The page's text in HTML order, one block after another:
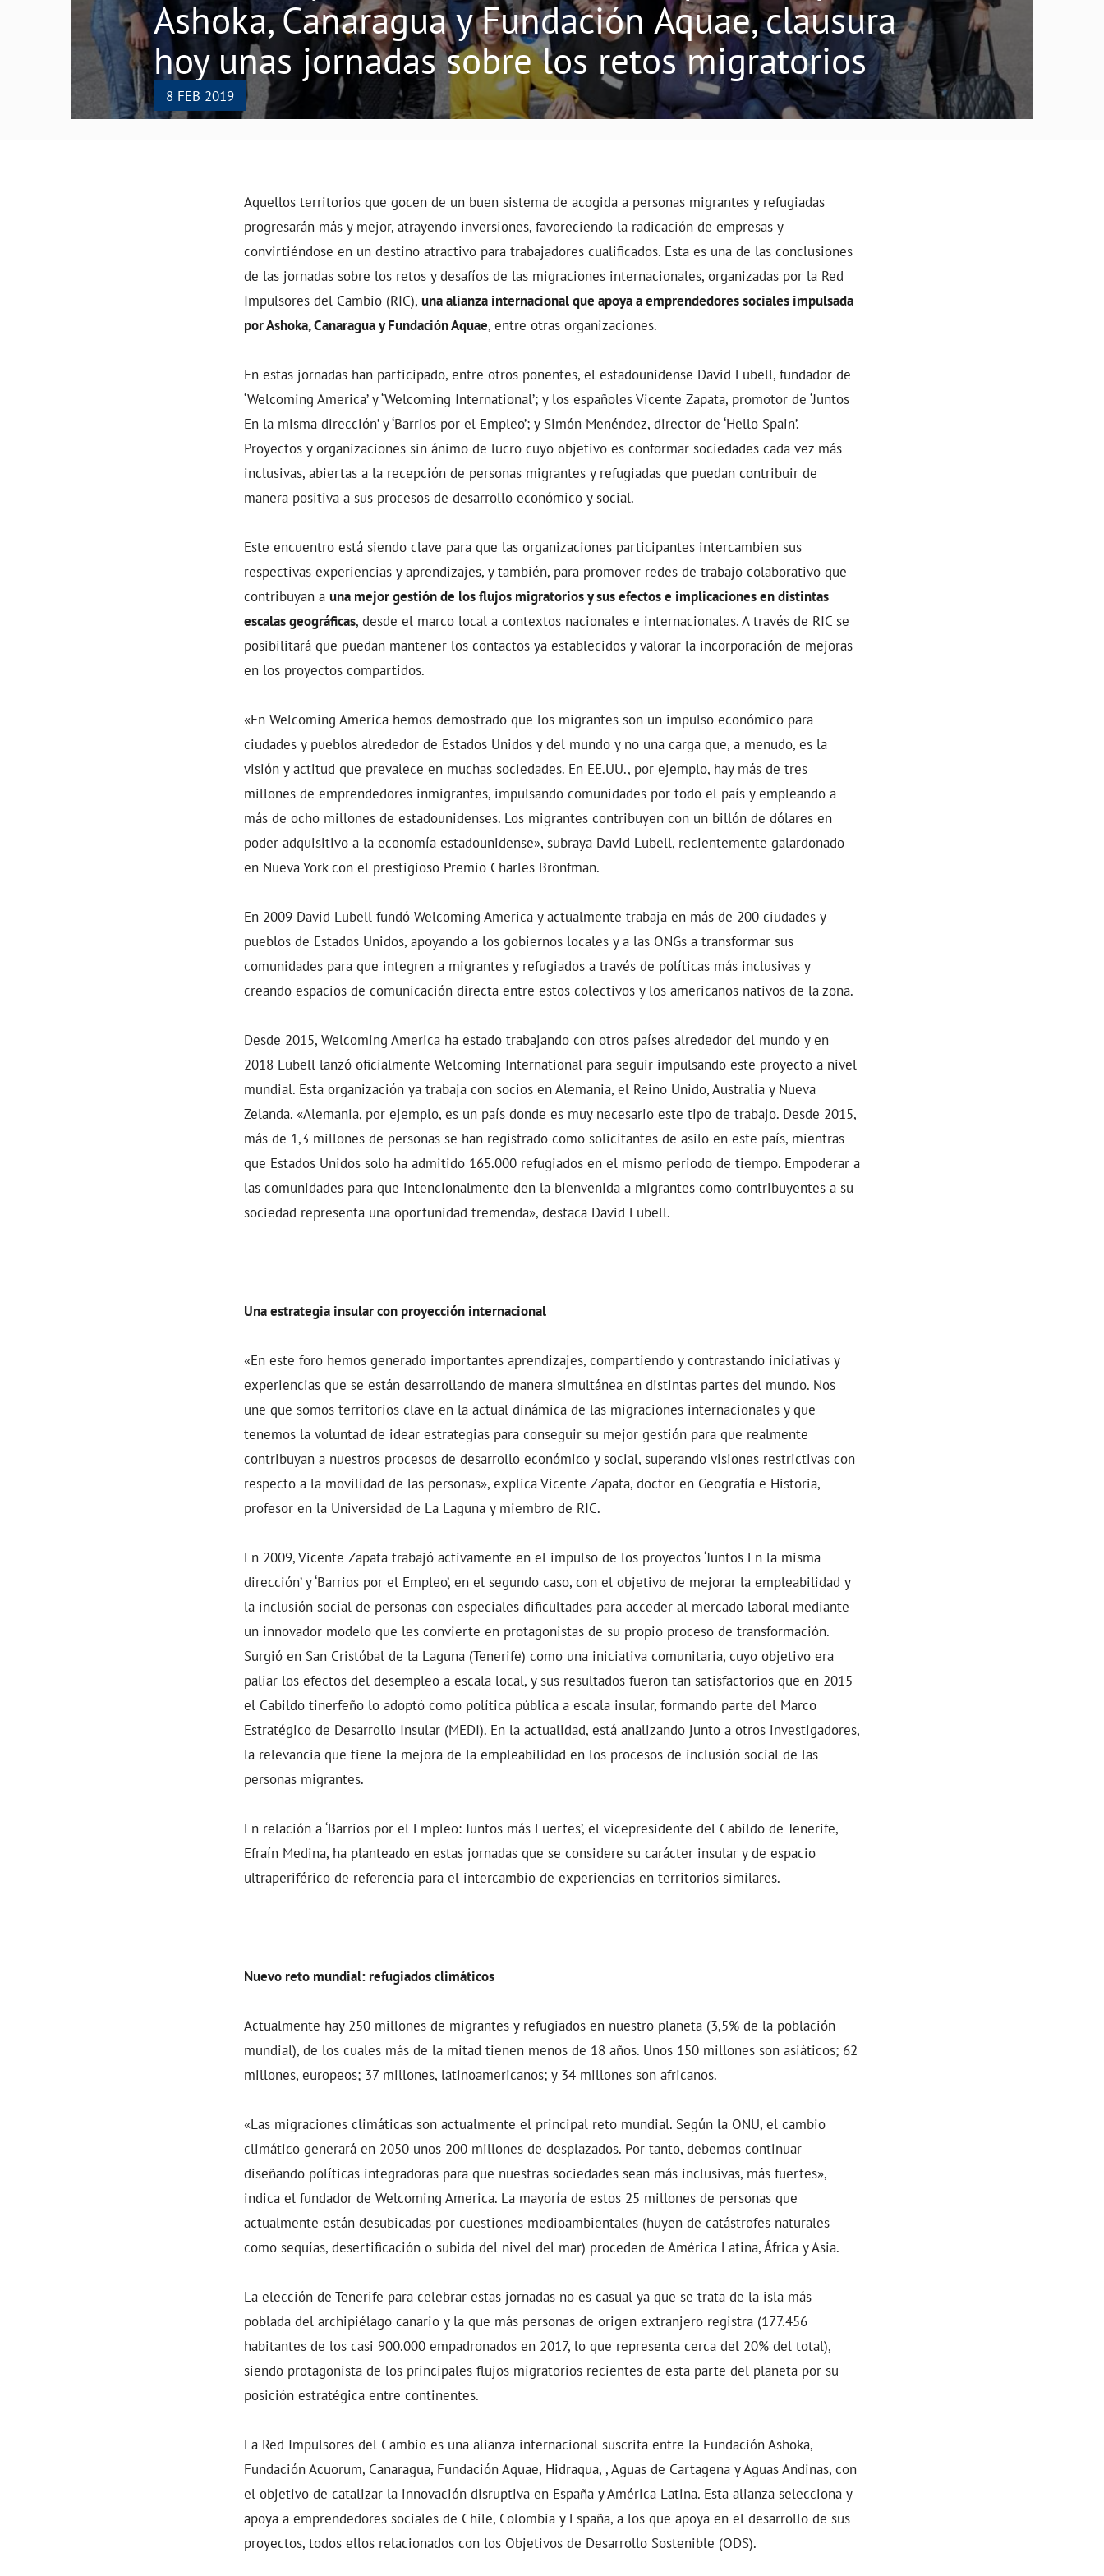
Ashoka, Canaragua y Fundación Aquae, clausura
hoy unas jornadas sobre los retos migratorios
8 FEB 2019
Aquellos territorios que gocen de un buen sistema de acogida a personas migrantes y refugiadas
progresarán más y mejor, atrayendo inversiones, favoreciendo la radicación de empresas y
convirtiéndose en un destino atractivo para trabajadores cualificados. Esta es una de las conclusiones
de las jornadas sobre los retos y desafíos de las migraciones internacionales, organizadas por la Red
Impulsores del Cambio (RIC), una alianza internacional que apoya a emprendedores sociales impulsada
por Ashoka, Canaragua y Fundación Aquae, entre otras organizaciones.
En estas jornadas han participado, entre otros ponentes, el estadounidense David Lubell, fundador de
‘Welcoming America’ y ‘Welcoming International’; y los españoles Vicente Zapata, promotor de ‘Juntos
En la misma dirección’ y ‘Barrios por el Empleo’; y Simón Menéndez, director de ‘Hello Spain’.
Proyectos y organizaciones sin ánimo de lucro cuyo objetivo es conformar sociedades cada vez más
inclusivas, abiertas a la recepción de personas migrantes y refugiadas que puedan contribuir de
manera positiva a sus procesos de desarrollo económico y social.
Este encuentro está siendo clave para que las organizaciones participantes intercambien sus
respectivas experiencias y aprendizajes, y también, para promover redes de trabajo colaborativo que
contribuyan a una mejor gestión de los flujos migratorios y sus efectos e implicaciones en distintas
escalas geográficas, desde el marco local a contextos nacionales e internacionales. A través de RIC se
posibilitará que puedan mantener los contactos ya establecidos y valorar la incorporación de mejoras
en los proyectos compartidos.
«En Welcoming America hemos demostrado que los migrantes son un impulso económico para
ciudades y pueblos alrededor de Estados Unidos y del mundo y no una carga que, a menudo, es la
visión y actitud que prevalece en muchas sociedades. En EE.UU., por ejemplo, hay más de tres
millones de emprendedores inmigrantes, impulsando comunidades por todo el país y empleando a
más de ocho millones de estadounidenses. Los migrantes contribuyen con un billón de dólares en
poder adquisitivo a la economía estadounidense», subraya David Lubell, recientemente galardonado
en Nueva York con el prestigioso Premio Charles Bronfman.
En 2009 David Lubell fundó Welcoming America y actualmente trabaja en más de 200 ciudades y
pueblos de Estados Unidos, apoyando a los gobiernos locales y a las ONGs a transformar sus
comunidades para que integren a migrantes y refugiados a través de políticas más inclusivas y
creando espacios de comunicación directa entre estos colectivos y los americanos nativos de la zona.
Desde 2015, Welcoming America ha estado trabajando con otros países alrededor del mundo y en
2018 Lubell lanzó oficialmente Welcoming International para seguir impulsando este proyecto a nivel
mundial. Esta organización ya trabaja con socios en Alemania, el Reino Unido, Australia y Nueva
Zelanda. «Alemania, por ejemplo, es un país donde es muy necesario este tipo de trabajo. Desde 2015,
más de 1,3 millones de personas se han registrado como solicitantes de asilo en este país, mientras
que Estados Unidos solo ha admitido 165.000 refugiados en el mismo periodo de tiempo. Empoderar a
las comunidades para que intencionalmente den la bienvenida a migrantes como contribuyentes a su
sociedad representa una oportunidad tremenda», destaca David Lubell.
Una estrategia insular con proyección internacional
«En este foro hemos generado importantes aprendizajes, compartiendo y contrastando iniciativas y
experiencias que se están desarrollando de manera simultánea en distintas partes del mundo. Nos
une que somos territorios clave en la actual dinámica de las migraciones internacionales y que
tenemos la voluntad de idear estrategias para conseguir su mejor gestión para que realmente
contribuyan a nuestros procesos de desarrollo económico y social, superando visiones restrictivas con
respecto a la movilidad de las personas», explica Vicente Zapata, doctor en Geografía e Historia,
profesor en la Universidad de La Laguna y miembro de RIC.
En 2009, Vicente Zapata trabajó activamente en el impulso de los proyectos ‘Juntos En la misma
dirección’ y ‘Barrios por el Empleo’, en el segundo caso, con el objetivo de mejorar la empleabilidad y
la inclusión social de personas con especiales dificultades para acceder al mercado laboral mediante
un innovador modelo que les convierte en protagonistas de su propio proceso de transformación.
Surgió en San Cristóbal de la Laguna (Tenerife) como una iniciativa comunitaria, cuyo objetivo era
paliar los efectos del desempleo a escala local, y sus resultados fueron tan satisfactorios que en 2015
el Cabildo tinerfeño lo adoptó como política pública a escala insular, formando parte del Marco
Estratégico de Desarrollo Insular (MEDI). En la actualidad, está analizando junto a otros investigadores,
la relevancia que tiene la mejora de la empleabilidad en los procesos de inclusión social de las
personas migrantes.
En relación a ‘Barrios por el Empleo: Juntos más Fuertes’, el vicepresidente del Cabildo de Tenerife,
Efraín Medina, ha planteado en estas jornadas que se considere su carácter insular y de espacio
ultraperiférico de referencia para el intercambio de experiencias en territorios similares.
Nuevo reto mundial: refugiados climáticos
Actualmente hay 250 millones de migrantes y refugiados en nuestro planeta (3,5% de la población
mundial), de los cuales más de la mitad tienen menos de 18 años. Unos 150 millones son asiáticos; 62
millones, europeos; 37 millones, latinoamericanos; y 34 millones son africanos.
«Las migraciones climáticas son actualmente el principal reto mundial. Según la ONU, el cambio
climático generará en 2050 unos 200 millones de desplazados. Por tanto, debemos continuar
diseñando políticas integradoras para que nuestras sociedades sean más inclusivas, más fuertes»,
indica el fundador de Welcoming America. La mayoría de estos 25 millones de personas que
actualmente están desubicadas por cuestiones medioambientales (huyen de catástrofes naturales
como sequías, desertificación o subida del nivel del mar) proceden de América Latina, África y Asia.
La elección de Tenerife para celebrar estas jornadas no es casual ya que se trata de la isla más
poblada del archipiélago canario y la que más personas de origen extranjero registra (177.456
habitantes de los casi 900.000 empadronados en 2017, lo que representa cerca del 20% del total),
siendo protagonista de los principales flujos migratorios recientes de esta parte del planeta por su
posición estratégica entre continentes.
La Red Impulsores del Cambio es una alianza internacional suscrita entre la Fundación Ashoka,
Fundación Acuorum, Canaragua, Fundación Aquae, Hidraqua, , Aguas de Cartagena y Aguas Andinas, con
el objetivo de catalizar la innovación disruptiva en España y América Latina. Esta alianza selecciona y
apoya a emprendedores sociales de Chile, Colombia y España, a los que apoya en el desarrollo de sus
proyectos, todos ellos relacionados con los Objetivos de Desarrollo Sostenible (ODS).